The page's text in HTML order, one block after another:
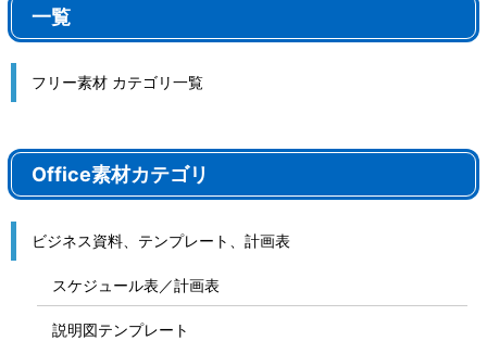
一覧
フリー素材 カテゴリ一覧
Office素材カテゴリ
ビジネス資料、テンプレート、計画表
スケジュール表／計画表
説明図テンプレート